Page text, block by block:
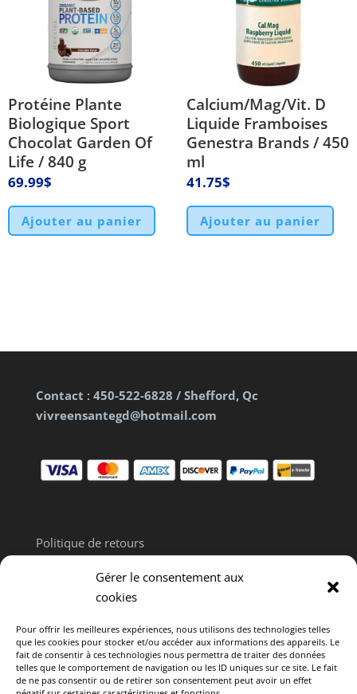
Gérer le consentement aux
cookies
Pour offrir les meilleures expériences, nous utilisons des technologies telles
que les cookies pour stocker et/ou accéder aux informations des appareils. Le
fait de consentir à ces technologies nous permettra de traiter des données
telles que le comportement de navigation ou les ID uniques sur ce site. Le fait
de ne pas consentir ou de retirer son consentement peut avoir un effet
Protéine Plante
Biologique Sport
Chocolat Garden Of
Life / 840 g
69.99$
Ajouter au panier
Calcium/Mag/Vit. D
Liquide Framboises
Genestra Brands / 450
ml
41.75$
Ajouter au panier
Contact : 450-522-6828 / Shefford, Qc
vivreensantegd@hotmail.com
Politique de retours
Clause de non responsabilité
Politique de cookies (CA)